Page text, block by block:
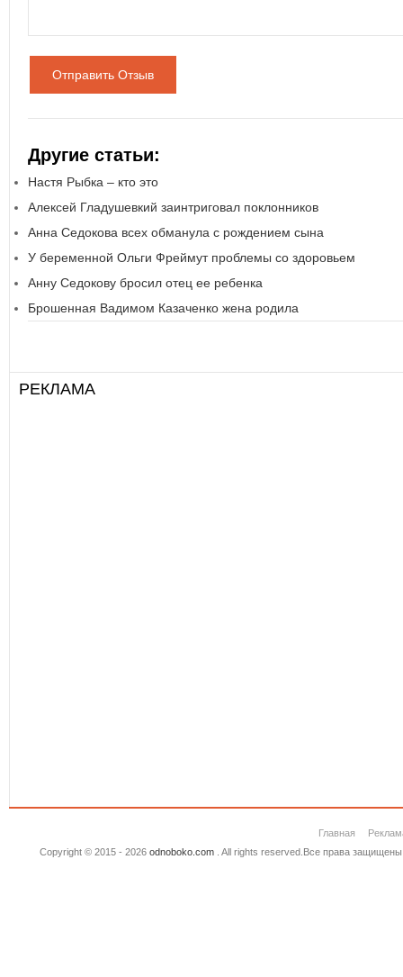
Отправить Отзыв
Другие статьи:
Настя Рыбка – кто это
Алексей Гладушевкий заинтриговал поклонников
Анна Седокова всех обманула с рождением сына
У беременной Ольги Фреймут проблемы со здоровьем
Анну Седокову бросил отец ее ребенка
Брошенная Вадимом Казаченко жена родила
РЕКЛАМА
Главная
Copyright © 2015 - 2026 odnoboko.com. All rights reserved.Все права защищены.